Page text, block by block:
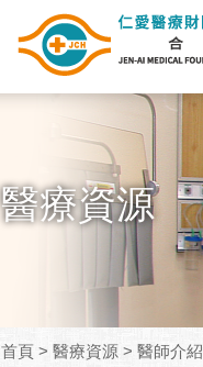
醫療資源
首頁 > 醫療資源 > 醫師介紹